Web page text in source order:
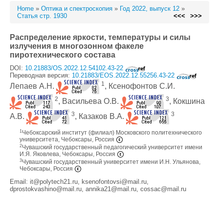
Home » Оптика и спектроскопия » Год 2022, выпуск 12 »
Статья стр. 1930
<<< >>>
Распределение яркости, температуры и силы
излучения в многозонном факеле
пиротехнического состава
DOI: 10.21883/OS.2022.12.54102.43-22
Переводная версия: 10.21883/EOS.2022.12.55256.43-22
Лепаев А.Н. 1 , Ксенофонтов С.И.
2, Васильева О.В. 3, Кокшина
А.В.
3, Казаков В.А. 3
1 Чебоксарский институт (филиал) Московского политехнического
университета, Чебоксары, Россия
2Чувашский государственный педагогический университет имени
И.Я. Яковлева, Чебоксары, Россия
3Чувашский государственный университет имени И.Н. Ульянова,
Чебоксары, Россия
Email: it@polytech21.ru, ksenofontovsi@mail.ru,
dprostokvashino@mail.ru, annika21@mail.ru, cossac@mail.ru